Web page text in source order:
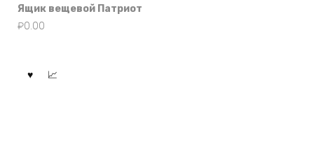
Ящик вещевой Патриот
₽0.00